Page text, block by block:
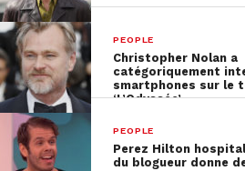
PEOPLE
Christopher Nolan a
catégoriquement
smartphones sur le
‘L’Odyssée’
PEOPLE
Perez Hilton
du blogueur donne